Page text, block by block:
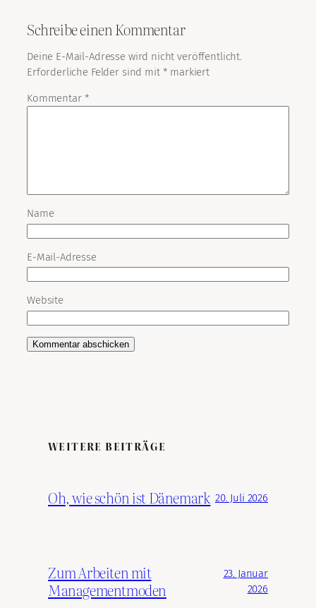
Schreibe einen Kommentar
Deine E-Mail-Adresse wird nicht veröffentlicht.
Erforderliche Felder sind mit * markiert
Kommentar *
Name
E-Mail-Adresse
Website
WEITERE BEITRÄGE
Oh, wie schön ist Dänemark 20. Juli 2026
Zum Arbeiten mit
Managementmoden
23. Januar
2026